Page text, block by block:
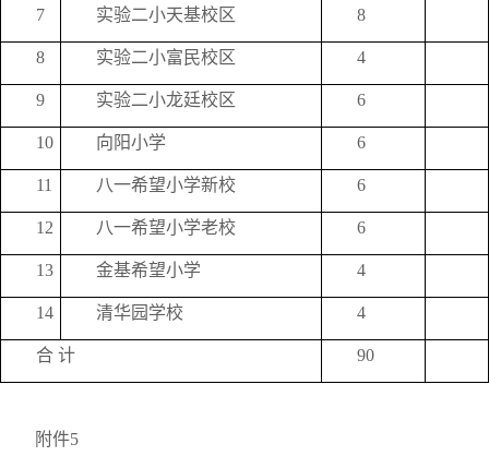
7 实验二小天基校区 8
8 实验二小富民校区 4
9 实验二小龙廷校区 6
10 向阳小学 6
11 八一希望小学新校 6
12 八一希望小学老校 6
13 金基希望小学 4
14 清华园学校 4
合 计 90
附件5